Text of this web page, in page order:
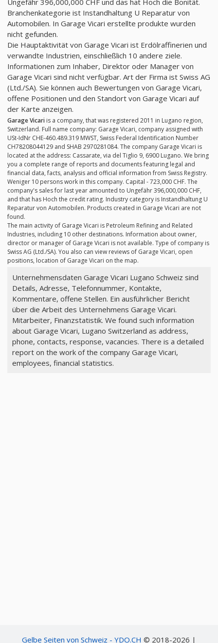
Ungefähr 396,000,000 CHF und das hat Hoch die Bonität.
Branchenkategorie ist Instandhaltung U Reparatur von
Automobilen. In Garage Vicari erstellte produkte wurden
nicht gefunden.
Die Hauptaktivität von Garage Vicari ist Erdölraffinerien und
verwandte Industrien, einschließlich 10 andere ziele.
Informationen zum Inhaber, Direktor oder Manager von
Garage Vicari sind nicht verfügbar. Art der Firma ist Swiss AG
(Ltd./SA). Sie können auch Bewertungen von Garage Vicari,
offene Positionen und den Standort von Garage Vicari auf
der Karte anzeigen.
Garage Vicari is a company, that was registered 2011 in Lugano region,
Switzerland. Full name company: Garage Vicari, company assigned with
USt-IdNr CHE-460.489.319 MWST, Swiss Federal Identification Number
CH78208044129 and SHAB 2970281084. The company Garage Vicari is
located at the address: Cassarate, via del Tiglio 9, 6900 Lugano. We bring
you a complete range of reports and documents featuring legal and
financial data, facts, analysis and official information from Swiss Registry.
Weniger 10 persons work in this company. Capital - 723,000 CHF. The
company's sales for last year amounted to Ungefähr 396,000,000 CHF,
and that has Hoch the credit rating. Industry category is Instandhaltung U
Reparatur von Automobilen. Products created in Garage Vicari are not
found.
The main activity of Garage Vicari is Petroleum Refining and Related
Industries, including 10 other destinations. Information about owner,
director or manager of Garage Vicari is not available. Type of company is
Swiss AG (Ltd./SA). You also can view reviews of Garage Vicari, open
positions, location of Garage Vicari on the map.
Unternehmensdaten Garage Vicari Lugano Schweiz sind
Details, Adresse, Telefonnummer, Kontakte,
Kommentare, offene Stellen. Ein ausführlicher Bericht
über die Arbeit des Unternehmens Garage Vicari.
Mitarbeiter, Finanzstatistik. We found such information
about Garage Vicari, Lugano Switzerland as address,
phone, contacts, response, vacancies. There is a detailed
report on the work of the company Garage Vicari,
employees, financial statistics.
Gelbe Seiten von Schweiz - YDO.CH © 2018-2026 |